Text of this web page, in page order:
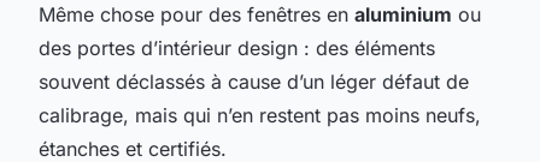
Même chose pour des fenêtres en aluminium ou
des portes d’intérieur design : des éléments
souvent déclassés à cause d’un léger défaut de
calibrage, mais qui n’en restent pas moins neufs,
étanches et certifiés.